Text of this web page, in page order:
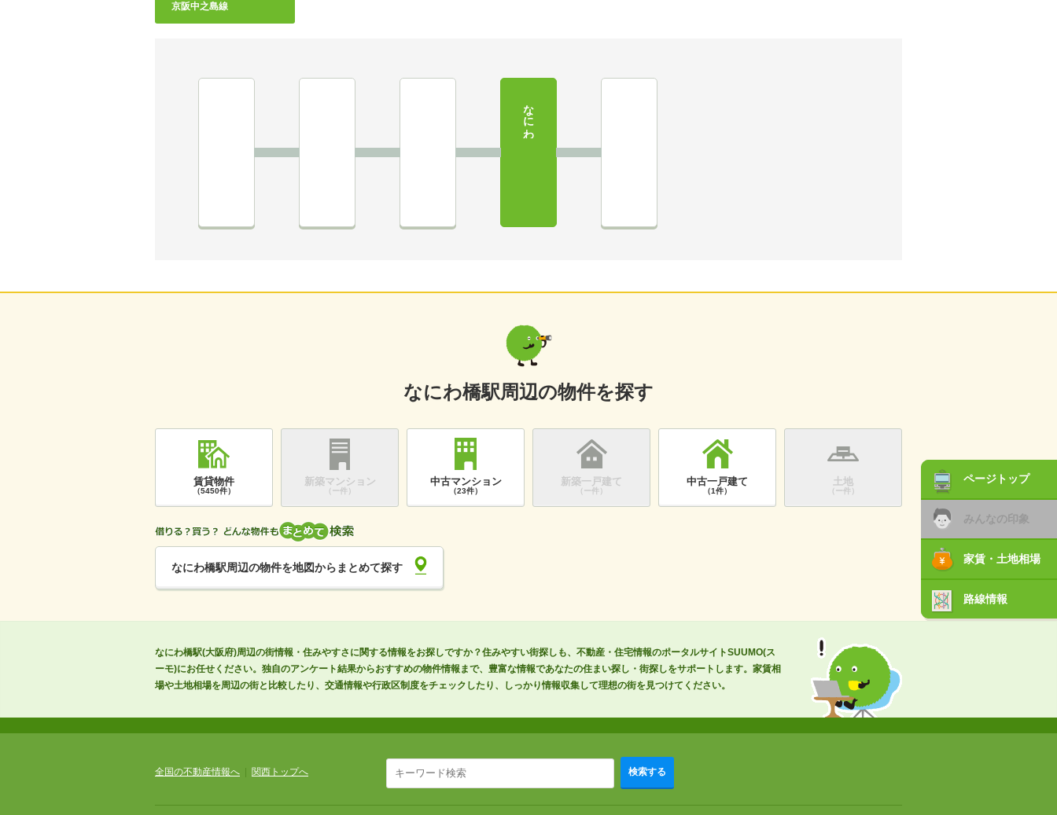
ページトップ
みんなの印象
家賃・土地相場
路線情報
京阪中之島線
なにわ橋
なにわ橋駅周辺の物件を探す
賃貸物件
（5450件）
新築マンション
（ー件）
中古マンション
（23件）
新築一戸建て
（ー件）
中古一戸建て
（1件）
土地
（ー件）
なにわ橋駅周辺の物件を地図からまとめて探す
なにわ橋駅(大阪府)周辺の街情報・住みやすさに関する情報をお探しですか？住みやすい街探しも、不動産・住宅情報のポータルサイトSUUMO(ス
ーモ)にお任せください。独自のアンケート結果からおすすめの物件情報まで、豊富な情報であなたの住まい探し・街探しをサポートします。家賃相
場や土地相場を周辺の街と比較したり、交通情報や行政区制度をチェックしたり、しっかり情報収集して理想の街を見つけてください。
全国の不動産情報へ 関西トップへ 検索する